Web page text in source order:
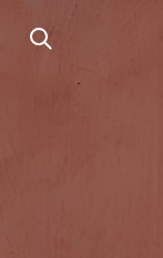
Passer
contenu